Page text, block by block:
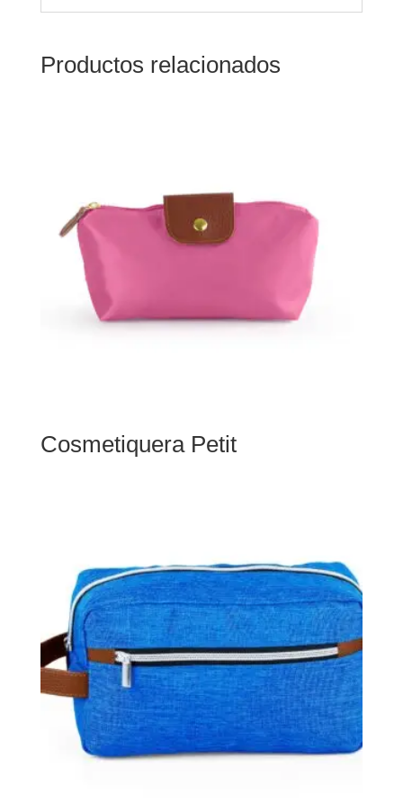
Productos relacionados
Cosmetiquera Petit